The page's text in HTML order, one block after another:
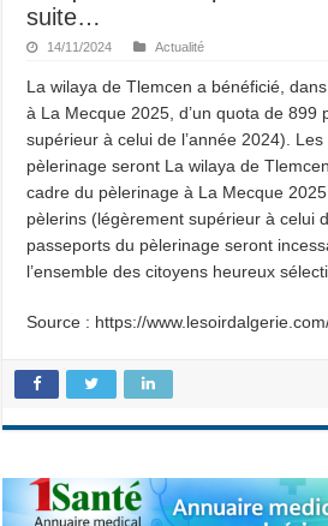
suite…
14/11/2024 Actualité
La wilaya de Tlemcen a bénéficié,
à La Mecque 2025, d’un quota de 899
supérieur à celui de l’année 2024).
pèlerinage seront La wilaya de
cadre du pèlerinage à La Mecque
pèlerins (légèrement supérieur à celui
passeports du pèlerinage seront
l’ensemble des citoyens heureux
Source : https://